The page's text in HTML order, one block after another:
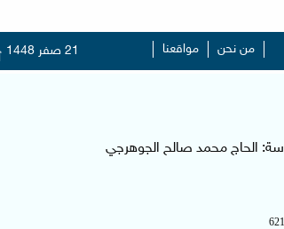
من نحن مواقعنا 21 صفر 1448
الحاج محمد صالح الجوهرجي
621